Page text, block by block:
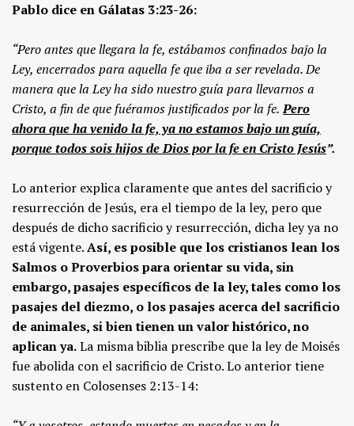
Pablo dice en Gálatas 3:23-26:
“Pero antes que llegara la fe, estábamos confinados bajo la
Ley, encerrados para aquella fe que iba a ser revelada. De
manera que la Ley ha sido nuestro guía para llevarnos a
Cristo, a fin de que fuéramos justificados por la fe. Pero
ahora que ha venido la fe, ya no estamos bajo un guía,
porque todos sois hijos de Dios por la fe en Cristo Jesús”.
Lo anterior explica claramente que antes del sacrificio y
resurrección de Jesús, era el tiempo de la ley, pero que
después de dicho sacrificio y resurrección, dicha ley ya no
está vigente.Así, es posible que los cristianos lean los
Salmos o Proverbios para orientar su vida, sin
embargo, pasajes específicos de la ley, tales como los
pasajes del diezmo, o los pasajes acerca del sacrificio
de animales, si bien tienen un valor histórico, no
aplican ya.La misma biblia prescribe que la ley de Moisés
fue abolida con el sacrificio de Cristo. Lo anterior tiene
sustento en Colosenses 2:13-14: